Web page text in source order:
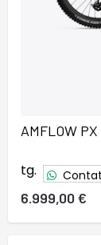
AMFLOW
tg.
6.999,00 €